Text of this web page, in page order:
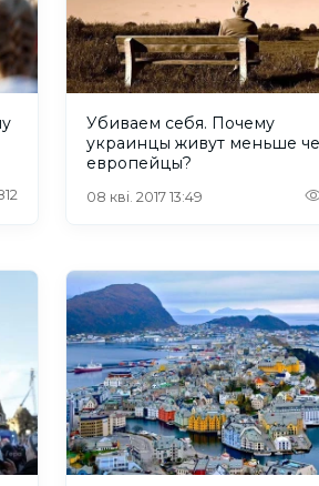
Убиваем себя. Почему
украинцы живут меньше
европейцы?
08 кві. 2017 13:49